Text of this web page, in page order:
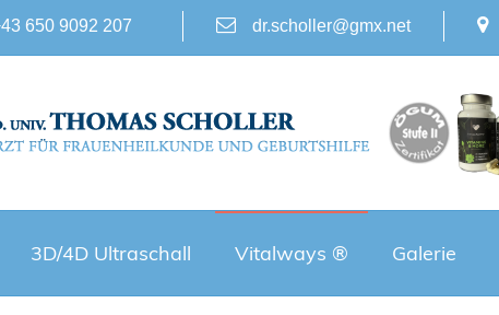
650 9092 207 dr.scholler@gmx.net
3D/4D Ultraschall Vitalways ® Galerie